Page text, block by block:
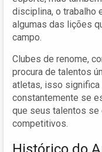
disciplina, o trabalho
algumas das lições
campo.
Clubes de renome,
procura de talentos
atletas, isso
constantemente se
que seus talentos se
competitivos.